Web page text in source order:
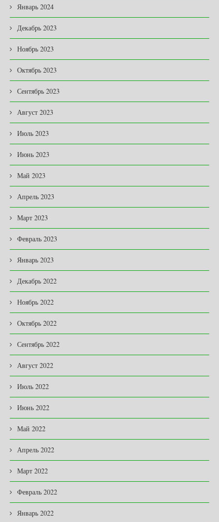
Январь 2024
Декабрь 2023
Ноябрь 2023
Октябрь 2023
Сентябрь 2023
Август 2023
Июль 2023
Июнь 2023
Май 2023
Апрель 2023
Март 2023
Февраль 2023
Январь 2023
Декабрь 2022
Ноябрь 2022
Октябрь 2022
Сентябрь 2022
Август 2022
Июль 2022
Июнь 2022
Май 2022
Апрель 2022
Март 2022
Февраль 2022
Январь 2022